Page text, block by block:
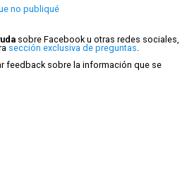
no publiqué
sobre Facebook u otras redes sociales,
sección exclusiva de preguntas.
feedback sobre la información que se